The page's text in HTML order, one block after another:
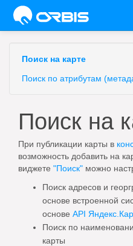
Поиск на карте
Поиск по атрибутам
Поиск на
При публикации карты в
возможность добавить на
виджете "Поиск" можно
Поиск адресов и
основе встроенной
основе API
Поиск по
карты